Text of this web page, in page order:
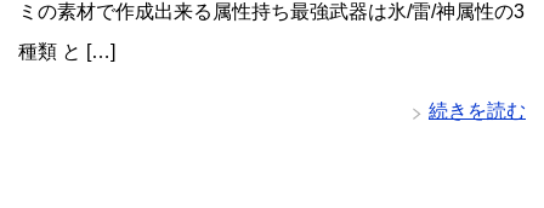
ミの素材で作成出来る属性持ち最強武器は氷/雷/神属性の3
種類 と […]
続きを読む